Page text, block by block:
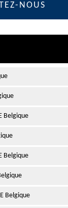
NOUS
Belgique
Belgique
Belgique